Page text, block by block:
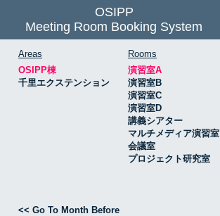
OSIPP
Meeting Room Booking System
Areas
OSIPP棟
千里エクステンション
Rooms
演習室A
演習室B
演習室C
演習室D
講義シアター
マルチメディア演習室
会議室
プロジェクト研究室
<< Go To Month Before